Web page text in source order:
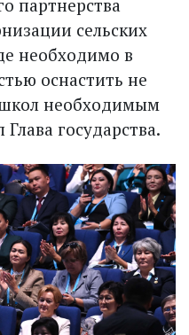
партнерства
сельских
необходимо в
оснастить не
необходимым
государства.